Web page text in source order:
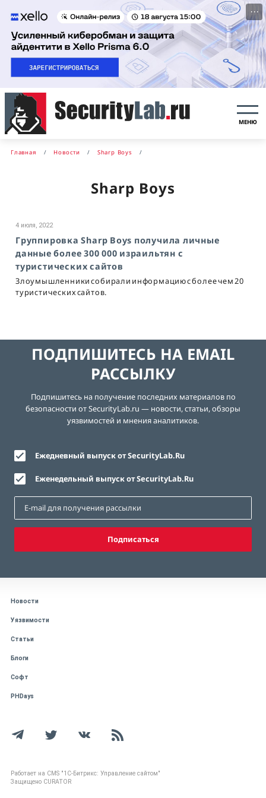
···
МЕНЮ
Главная Новости Sharp Boys
Sharp Boys
4 июля, 2022
Группировка Sharp Boys получила личные
данные более 300 000 израильтян с
туристических сайтов
Злоумышленники собирали информацию с более чем 20
туристических сайтов.
ПОДПИШИТЕСЬ НА EMAIL
РАССЫЛКУ
Подпишитесь на получение последних материалов по
безопасности от SecurityLab.ru — новости, статьи, обзоры
уязвимостей и мнения аналитиков.
Ежедневный выпуск от SecurityLab.Ru
Еженедельный выпуск от SecurityLab.Ru
Подписаться
Новости
Уязвимости
Статьи
Блоги
Софт
PHDays
Работает на CMS "1С-Битрикс: Управление сайтом"
Защищено CURATOR